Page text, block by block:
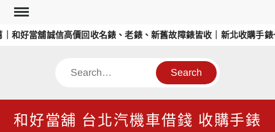
Skip
content
好當舖誠信高價回收名錶、老錶、新舊故障錶皆收｜新北收購手錶
Search
和好當舖 台北汽機車借錢 收購手錶